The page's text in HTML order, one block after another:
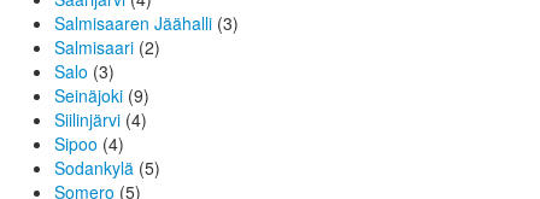
Salmisaaren Jäähalli (3)
Salmisaari (2)
Salo (3)
Seinäjoki (9)
Siilinjärvi (4)
Sipoo (4)
Sodankylä (5)
Somero (5)